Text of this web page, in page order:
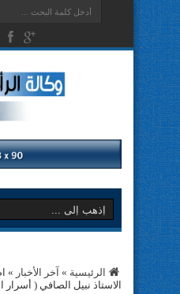
الرئيسية » آخر الأخبار »
الاستاذ نبيل الصافي ( أسرار